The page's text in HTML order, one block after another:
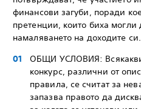
финансови загуби, поради
претенции, които биха могли
намаляването на доходите си.
ОБЩИ УСЛОВИЯ: Всякакви
конкурс, различни от
правила, се считат за
запазва правото да